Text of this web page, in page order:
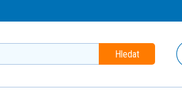
Hledat